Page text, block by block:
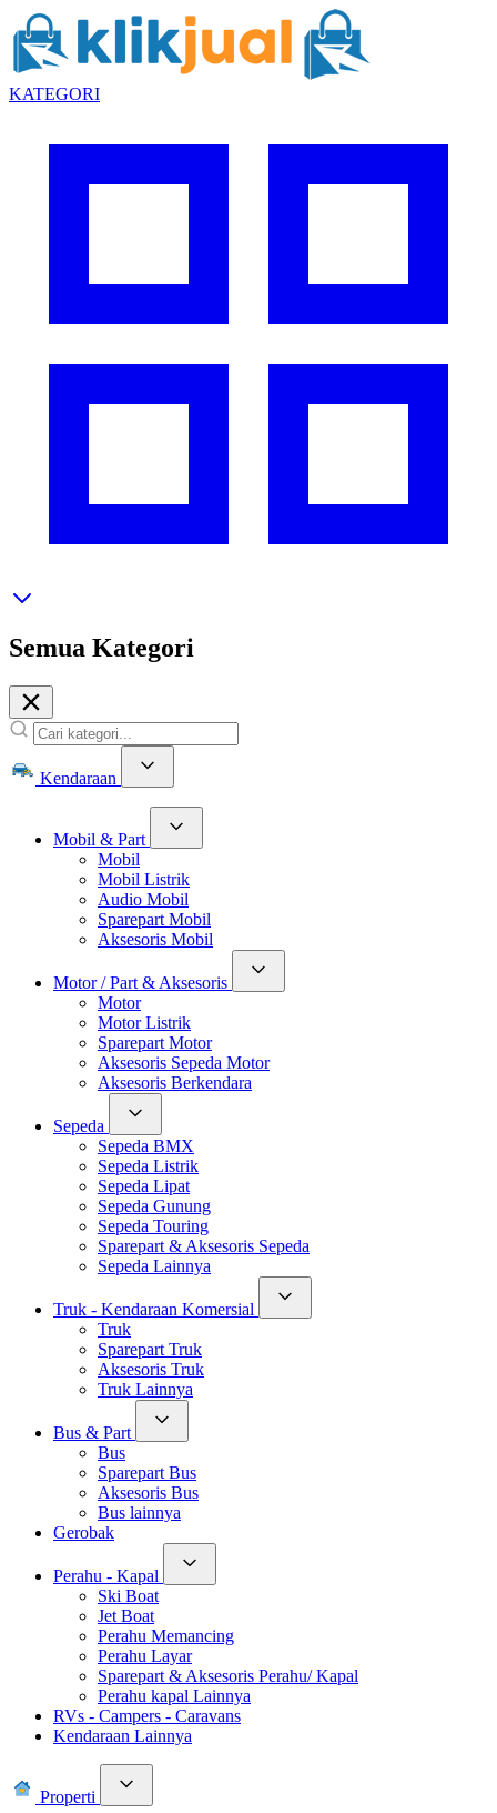
KATEGORI
Semua Kategori
Kendaraan
Mobil & Part
Mobil
Mobil Listrik
Audio Mobil
Sparepart Mobil
Aksesoris Mobil
Motor / Part & Aksesoris
Motor
Motor Listrik
Sparepart Motor
Aksesoris Sepeda Motor
Aksesoris Berkendara
Sepeda
Sepeda BMX
Sepeda Listrik
Sepeda Lipat
Sepeda Gunung
Sepeda Touring
Sparepart & Aksesoris Sepeda
Sepeda Lainnya
Truk - Kendaraan Komersial
Truk
Sparepart Truk
Aksesoris Truk
Truk Lainnya
Bus & Part
Bus
Sparepart Bus
Aksesoris Bus
Bus lainnya
Gerobak
Perahu - Kapal
Ski Boat
Jet Boat
Perahu Memancing
Perahu Layar
Sparepart & Aksesoris Perahu/ Kapal
Perahu kapal Lainnya
RVs - Campers - Caravans
Kendaraan Lainnya
Properti